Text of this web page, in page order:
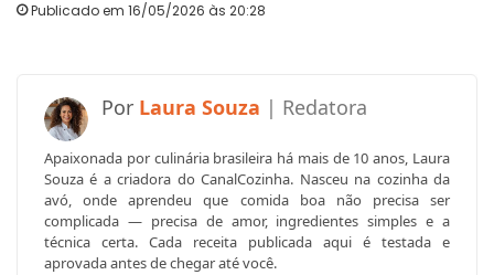
Publicado em 16/05/2026 às 20:28
Laura Souza
Apaixonada por culinária brasileira há mais de 10 anos, Laura
Souza é a criadora do CanalCozinha. Nasceu na cozinha da
avó, onde aprendeu que comida boa não precisa ser
complicada — precisa de amor, ingredientes simples e a
técnica certa. Cada receita publicada aqui é testada e
aprovada antes de chegar até você.